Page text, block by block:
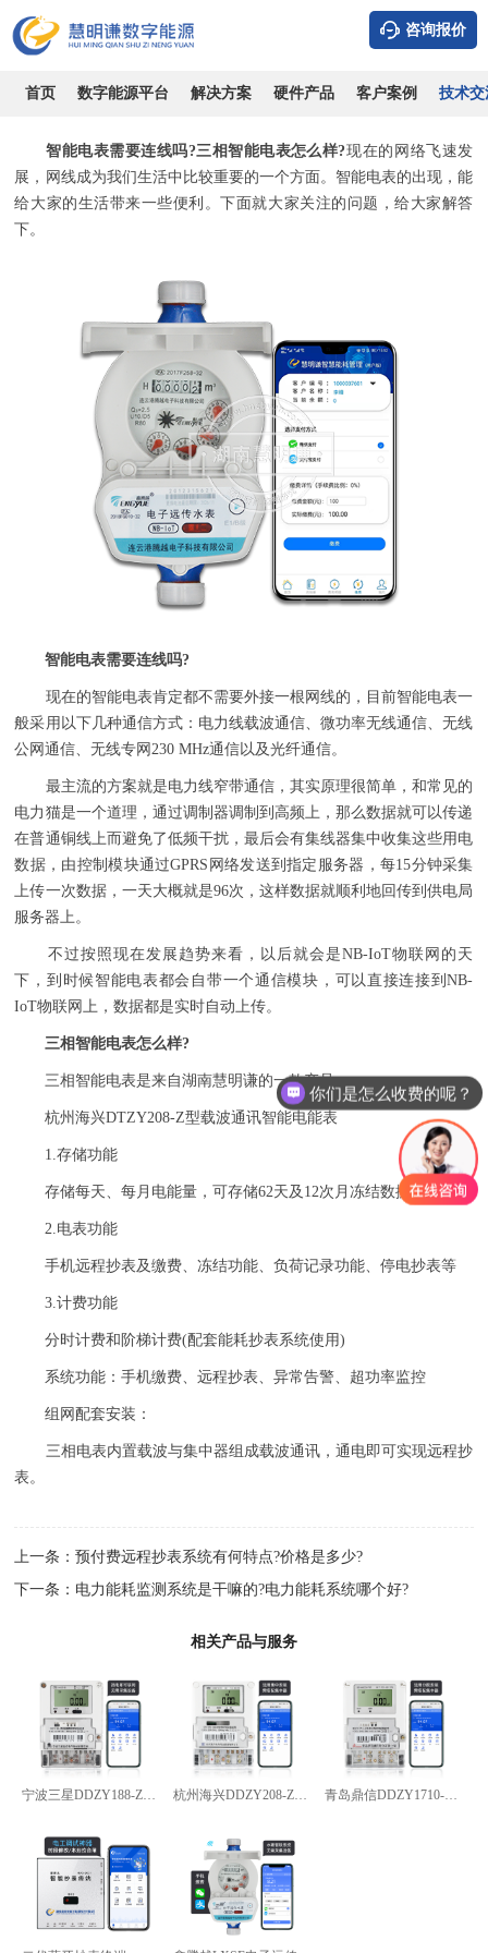
咨询报价
首页 数字能源平台 解决方案 硬件产品 客户案例 技术交
智能电表需要连线吗?三相智能电表怎么样?
时间：2026-08-06 浏览：7558 作者：admin
智能电表需要连线吗?三相智能电表怎么样?现在的网络飞速发
展，网线成为我们生活中比较重要的一个方面。智能电表的出现，能
给大家的生活带来一些便利。下面就大家关注的问题，给大家解答
下。
智能电表需要连线吗?
现在的智能电表肯定都不需要外接一根网线的，目前智能电表一
般采用以下几种通信方式：电力线载波通信、微功率无线通信、无线
公网通信、无线专网230 MHz通信以及光纤通信。
最主流的方案就是电力线窄带通信，其实原理很简单，和常见的
电力猫是一个道理，通过调制器调制到高频上，那么数据就可以传递
在普通铜线上而避免了低频干扰，最后会有集线器集中收集这些用电
数据，由控制模块通过GPRS网络发送到指定服务器，每15分钟采集
上传一次数据，一天大概就是96次，这样数据就顺利地回传到供电局
服务器上。
不过按照现在发展趋势来看，以后就会是NB-IoT物联网的天
下，到时候智能电表都会自带一个通信模块，可以直接连接到NB-
IoT物联网上，数据都是实时自动上传。
三相智能电表怎么样?
三相智能电表是来自湖南慧明谦的一款产品。
杭州海兴DTZY208-Z型载波通讯智能电能表
1.存储功能
存储每天、每月电能量，可存储62天及12次月冻结数据
2.电表功能
手机远程抄表及缴费、冻结功能、负荷记录功能、停电抄表等
3.计费功能
分时计费和阶梯计费(配套能耗抄表系统使用)
系统功能：手机缴费、远程抄表、异常告警、超功率监控
组网配套安装：
三相电表内置载波与集中器组成载波通讯，通电即可实现远程抄
表。
上一条：预付费远程抄表系统有何特点?价格是多少?
下一条： 电力能耗监测系统是干嘛的?电力能耗系统哪个好?
相关产品与服务
宁波三星DDZY188-Z型4G通讯智能电能表杭州海兴DDZY208-Z型RS485通讯智能电能表
青岛鼎信DDZY1710-Z型单
你们是怎么收费的呢？